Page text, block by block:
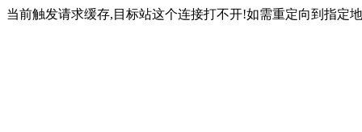
当前触发请求缓存,目标站这个连接打不开!如需重定向到指定